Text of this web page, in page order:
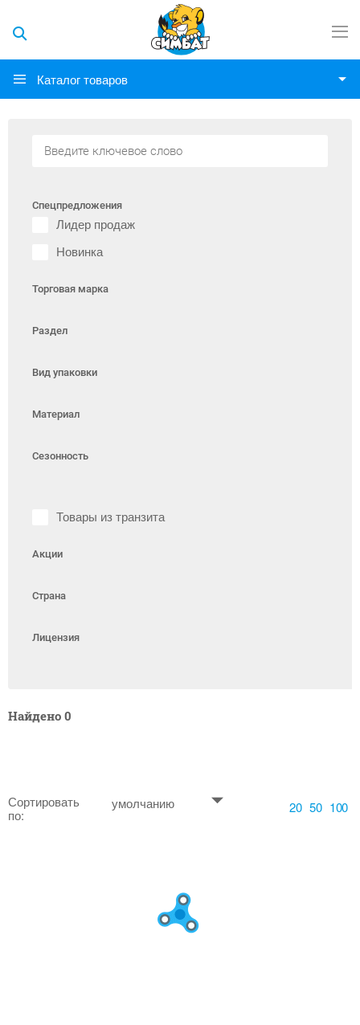
Каталог товаров
Спецпредложения
Лидер продаж
Новинка
Торговая марка
Раздел
Вид упаковки
Материал
Сезонность
Товары из транзита
Акции
Страна
Лицензия
Найдено 0
Сортировать
по:
умолчанию 20 50 100